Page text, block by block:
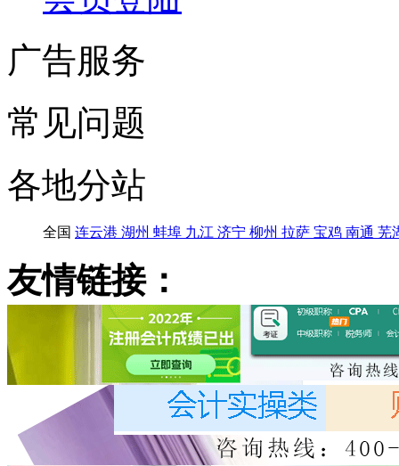
广告服务
常见问题
各地分站
全国 连云港 湖州 蚌埠 九江 济宁 柳州 拉萨 宝鸡 南通 芜
友情链接：